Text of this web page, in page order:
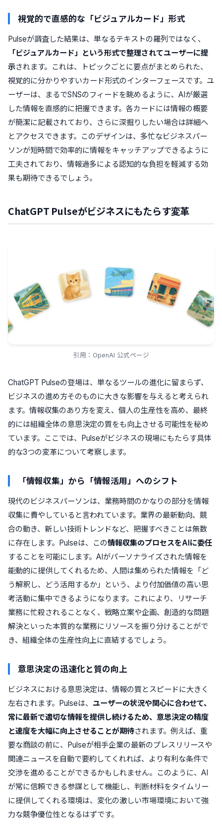
視覚的で直感的な「ビジュアルカード」形式
Pulseが調査した結果は、単なるテキストの羅列ではなく、
「ビジュアルカード」という形式で整理されてユーザーに提
示されます。これは、トピックごとに要点がまとめられた、
視覚的に分かりやすいカード形式のインターフェースです。ユ
ーザーは、まるでSNSのフィードを眺めるように、AIが厳選
した情報を直感的に把握できます。各カードには情報の概要
が簡潔に記載されており、さらに深掘りしたい場合は詳細へ
とアクセスできます。このデザインは、多忙なビジネスパー
ソンが短時間で効率的に情報をキャッチアップできるように
工夫されており、情報過多による認知的な負担を軽減する効
果も期待できるでしょう。
ChatGPT Pulseがビジネスにもたらす変革
引用：OpenAI 公式ページ
ChatGPT Pulseの登場は、単なるツールの進化に留まらず、
ビジネスの進め方そのものに大きな影響を与えると考えられ
ます。情報収集のあり方を変え、個人の生産性を高め、最終
的には組織全体の意思決定の質をも向上させる可能性を秘め
ています。ここでは、Pulseがビジネスの現場にもたらす具体
的な3つの変革について考察します。
「情報収集」から「情報活用」へのシフト
現代のビジネスパーソンは、業務時間のかなりの部分を情報
収集に費やしていると言われています。業界の最新動向、競
合の動き、新しい技術トレンドなど、把握すべきことは無数
に存在します。Pulseは、この情報収集のプロセスをAIに委任
することを可能にします。AIがパーソナライズされた情報を
能動的に提供してくれるため、人間は集められた情報を「ど
う解釈し、どう活用するか」という、より付加価値の高い思
考活動に集中できるようになります。これにより、リサーチ
業務に忙殺されることなく、戦略立案や企画、創造的な問題
解決といった本質的な業務にリソースを振り分けることがで
き、組織全体の生産性向上に直結するでしょう。
意思決定の迅速化と質の向上
ビジネスにおける意思決定は、情報の質とスピードに大きく
左右されます。Pulseは、 ユーザーの状況や関心に合わせて、
常に最新で適切な情報を提供し続けるため、意思決定の精度
と速度を大幅に向上させることが期待されます。例えば、重
要な商談の前に、Pulseが相手企業の最新のプレスリリースや
関連ニュースを自動で要約してくれれば、より有利な条件で
交渉を進めることができるかもしれません。このように、AI
が常に信頼できる参謀として機能し、判断材料をタイムリー
に提供してくれる環境は、変化の激しい市場環境において強
力な競争優位性となるはずです。